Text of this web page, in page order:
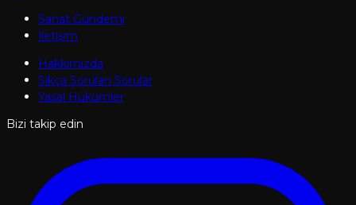
Sanat Gündemi
İletişim
Hakkımızda
Sıkça Sorulan Sorular
Yasal Hükümler
Bizi takip edin